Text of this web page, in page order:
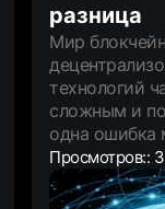
разница
Мир
технологий
сложным и
одна ошибка
Просмотров::